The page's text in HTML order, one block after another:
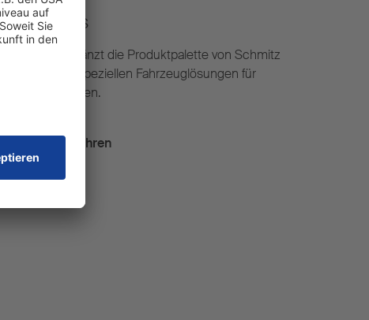
GT Trailers
GT Trailers ergänzt die Produktpalette von Schmitz
Cargobull mit speziellen Fahrzeuglösungen für
große Nutzlasten.
Mehr erfahren